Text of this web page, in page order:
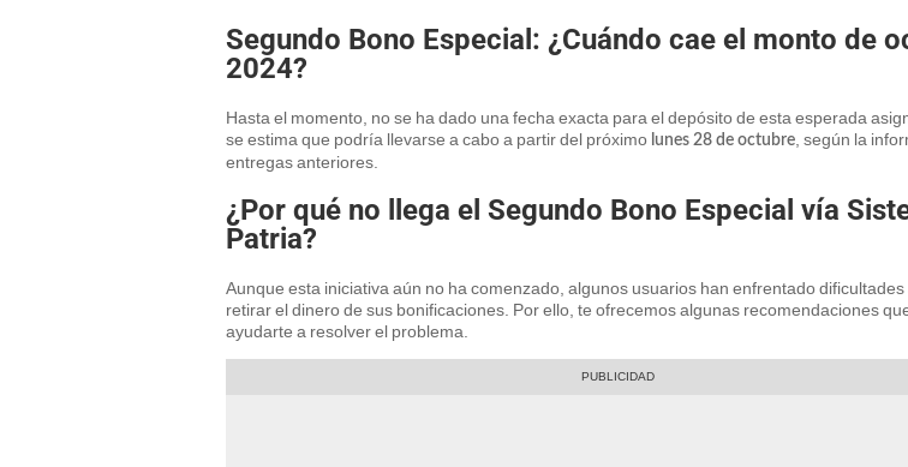
Segundo Bono Especial: ¿Cuándo cae el monto de
2024?
Hasta el momento, no se ha dado una fecha exacta para el depósito de esta esperada
se estima que podría llevarse a cabo a partir del próximo lunes 28 de octubre , según la
entregas anteriores.
¿Por qué no llega el Segundo Bono Especial vía
Patria?
Aunque esta iniciativa aún no ha comenzado, algunos usuarios han enfrentado
retirar el dinero de sus bonificaciones. Por ello, te ofrecemos algunas recomendaciones
ayudarte a resolver el problema.